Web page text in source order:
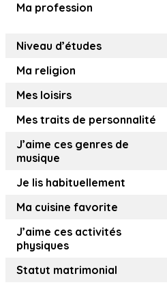
Ma profession
Niveau d’études
Ma religion
Mes loisirs
Mes traits de personnalité
J’aime ces genres de
musique
Je lis habituellement
Ma cuisine favorite
J’aime ces activités
physiques
Statut matrimonial